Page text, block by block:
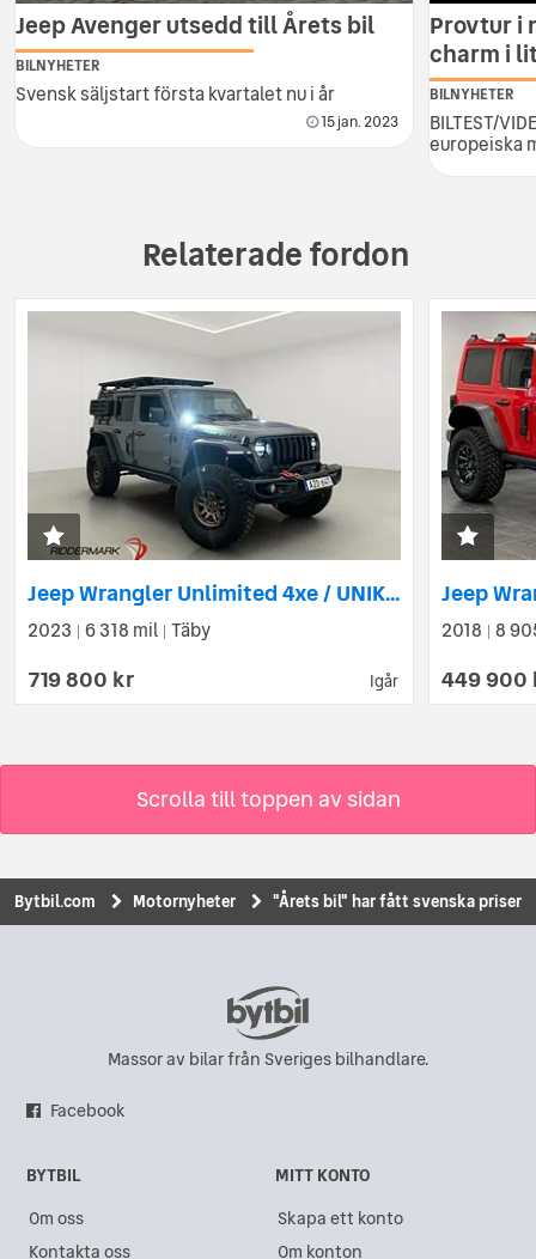
Jeep Avenger utsedd till Årets bil
BILNYHETER
Svensk säljstart första kvartalet nu i år
15 jan. 2023
Provtur i
charm i
BILNYHETER
BILTEST/
europeiska
Relaterade fordon
Igår
Jeep Wrangler Unlimited 4xe / UNIK / 2 Ägare / "Påkostat"
2023 6 318 mil Täby
719 800 kr
2018 8
449 900
Scrolla till toppen av sidan
Bytbil.com Motornyheter "Årets bil" har fått svenska priser
Massor av bilar från Sveriges bilhandlare.
Facebook
BYTBIL
Om oss
Kontakta oss
MITT KONTO
Skapa ett konto
Om konton